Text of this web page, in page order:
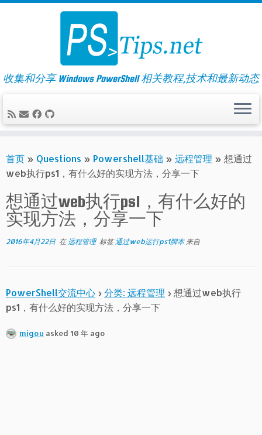
Skip
收集和分享 Windows PowerShell 相关教程,技术和最新动态
首页 » Questions » Powershell基础 » 远程管理 » 想通过
web执行ps1，有什么好的实现方法，分享一下
想通过web执行ps1，有什么好的
实现方法，分享一下
2016年4月22日 在 远程管理 标签通过web运行ps1脚本 来自
PowerShell交流中心 › 分类: 远程管理 › 想通过web执行
ps1，有什么好的实现方法，分享一下
migou asked 10 年 ago